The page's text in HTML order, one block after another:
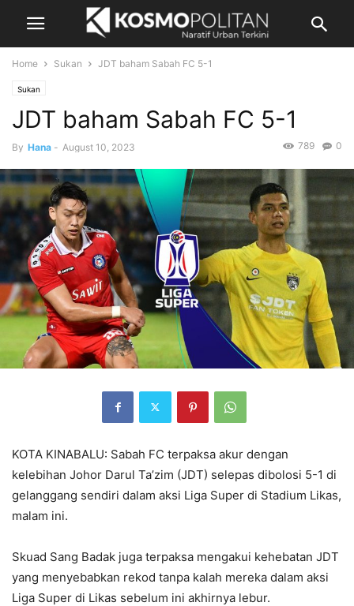
Home Sukan JDT baham Sabah FC 5-1
Sukan
JDT baham Sabah FC 5-1
By Hana - August 10, 2023 0
789
KOTA KINABALU: Sabah FC terpaksa akur dengan
kelebihan Johor Darul Ta’zim (JDT) selepas dibolosi 5-1 di
gelanggang sendiri dalam aksi Liga Super di Stadium Likas,
malam ini.
Skuad Sang Badak juga terpaksa mengakui kehebatan JDT
yang menyebabkan rekod tanpa kalah mereka dalam aksi
Liga Super di Likas sebelum ini akhirnya lebur.